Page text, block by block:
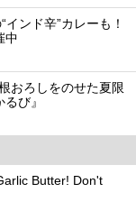
ンド辛”カレーも！
中
おろしをのせた夏限
び』
Butter! Don't